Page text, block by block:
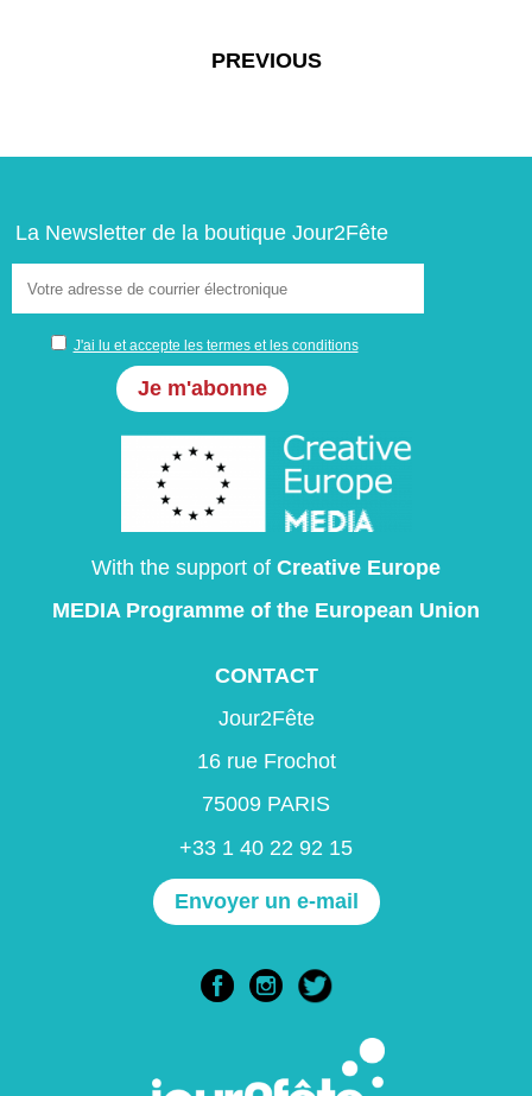
NavigationPREVIOUS
La Newsletter de la boutique Jour2Fête
J'ai lu et accepte les termes et les conditions
With the support of Creative Europe
MEDIA Programme of the European Union
CONTACT
Jour2Fête
16 rue Frochot
75009 PARIS
+33 1 40 22 92 15
Envoyer un e-mail